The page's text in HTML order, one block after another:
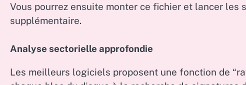
Vous pourrez ensuite monter ce fichier et lancer les
supplémentaire.
Analyse sectorielle approfondie
Les meilleurs logiciels proposent une fonction de